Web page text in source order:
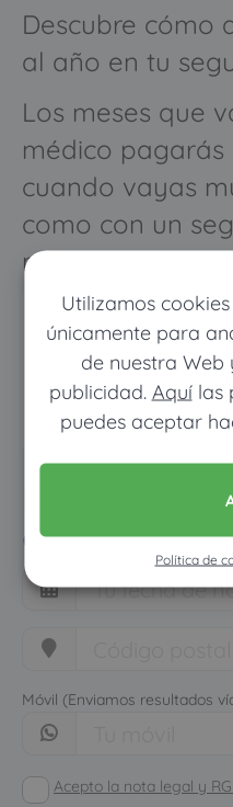
Utilizamos
únicamente para
de nuestra
publicidad. Aquílas
puedes aceptar
Política de
Descubre cómo
al año en tu
Los meses que
médico
cuando vayas
como con un
normal
Pon tus
cuánto
Móvil (Enviamos resultados
Acepto la nota legal y